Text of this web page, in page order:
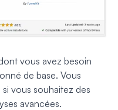
vous avez besoin
de base. Vous
vous souhaitez des
avancées.